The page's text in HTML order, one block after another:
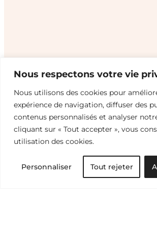
Nous respectons votre vie
Nous utilisons des cookies pour
expérience de navigation, diffuser des
contenus personnalisés et analyser
cliquant sur « Tout accepter », vous
utilisation des cookies.
Personnaliser Tout rejeter
Sens & Perspectives
Recevez notre sélection d’articles et
pour tout savoir du monde textile et
l’action.